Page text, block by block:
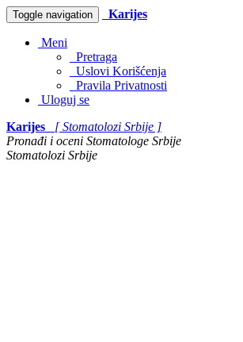
Toggle navigation Karijes
Meni
Pretraga
Uslovi Korišćenja
Pravila Privatnosti
Uloguj se
Karijes
[ Stomatolozi Srbije ]
Pronađi i oceni Stomatologe Srbije
Stomatolozi Srbije